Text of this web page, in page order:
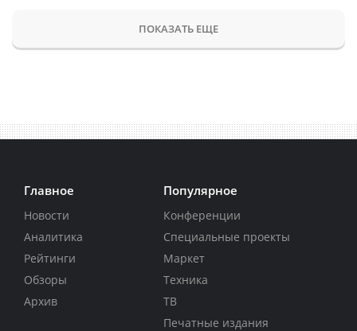
ПОКАЗАТЬ ЕЩЕ
Главное
Новости
Аналитика
Рейтинги
Обзоры
Архив
Популярное
Конференции
Специальные проекты
Маркет
Техника
ТВ
Печатные издания